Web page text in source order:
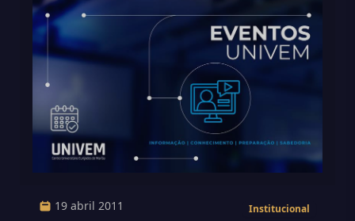
19 abril 2011 Institucional